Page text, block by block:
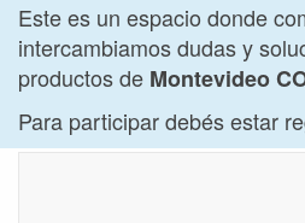
Este es un espacio donde
intercambiamos dudas y
productos de Montevideo
Para participar debés estar